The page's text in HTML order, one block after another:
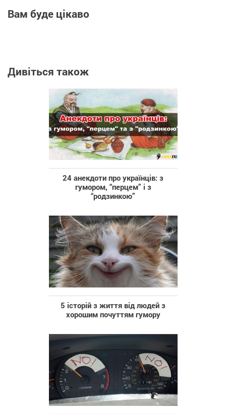
Вам буде цікаво
Дивіться також
24 анекдоти про українців: з
гумором, “перцем” і з
“родзинкою”
5 історій з життя від людей з
хорошим почуттям гумору